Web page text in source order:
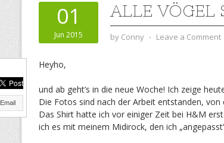
01
Jun 2015
ALLE VÖGEL
by Conny ⋅ Leave a Comment
Email
Heyho,
und ab geht’s in die neue Woche! Ich zeige
Die Fotos sind nach der Arbeit entstanden,
Das Shirt hatte ich vor einiger Zeit bei H&M
ich es mit meinem Midirock, den ich